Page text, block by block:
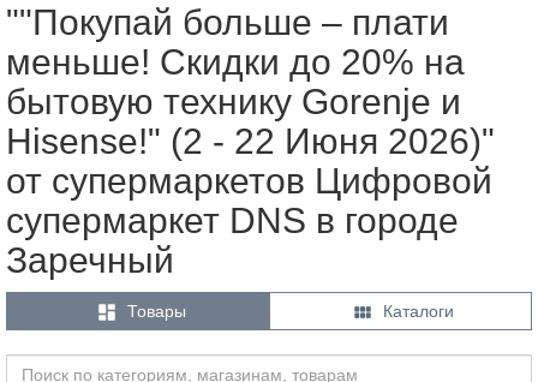
""Покупай больше – плати
меньше! Скидки до 20% на
бытовую технику Gorenje и
Hisense!" (2 - 22 Июня 2026)"
от супермаркетов Цифровой
супермаркет DNS в городе
Заречный
 Товары  Каталоги